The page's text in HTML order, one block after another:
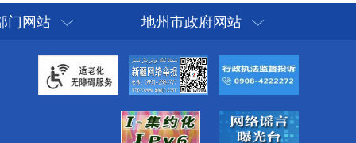
门网站 地州市政府网站